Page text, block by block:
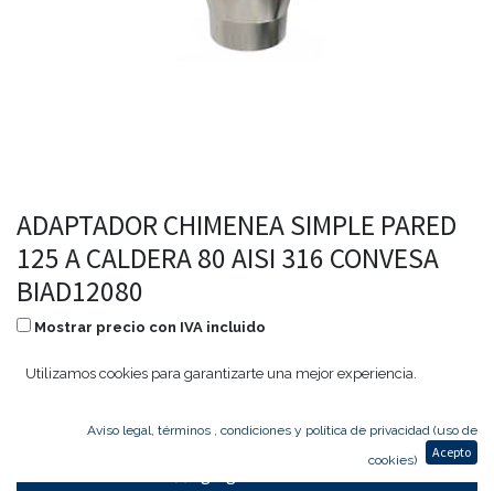
ADAPTADOR CHIMENEA SIMPLE PARED
125 A CALDERA 80 AISI 316 CONVESA
BIAD12080
Mostrar precio con IVA incluido
46,17€ 22,16€
Utilizamos cookies para garantizarte una mejor experiencia.
Aviso legal, términos , condiciones y política de privacidad (uso de
cookies)
Acepto